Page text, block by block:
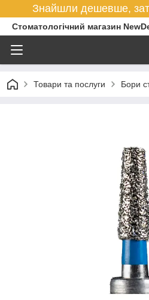
Знайшли дешевше,
Стоматологічний магазин
Товари та послуги Бори